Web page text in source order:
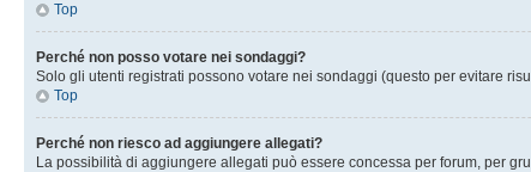
Top
Perché non posso votare nei sondaggi?
Solo gli utenti registrati possono votare nei sondaggi (questo per evitare
Top
Perché non riesco ad aggiungere allegati?
La possibilità di aggiungere allegati può essere concessa per forum, per